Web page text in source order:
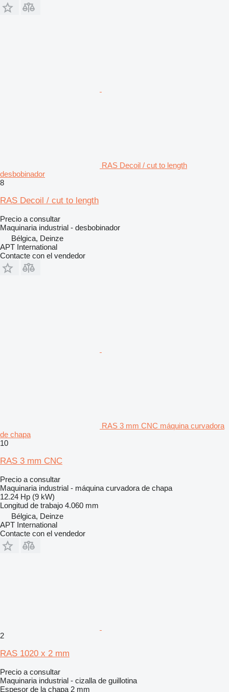
RAS Decoil / cut to length
desbobinador
8
RAS Decoil / cut to length
Precio a consultar
Maquinaria industrial - desbobinador
Bélgica, Deinze
APT International
Contacte con el vendedor
RAS 3 mm CNC máquina curvadora
de chapa
10
RAS 3 mm CNC
Precio a consultar
Maquinaria industrial - máquina curvadora de chapa
12.24 Hp (9 kW)
Longitud de trabajo 4.060 mm
Bélgica, Deinze
APT International
Contacte con el vendedor
2
RAS 1020 x 2 mm
Precio a consultar
Maquinaria industrial - cizalla de guillotina
Espesor de la chapa 2 mm